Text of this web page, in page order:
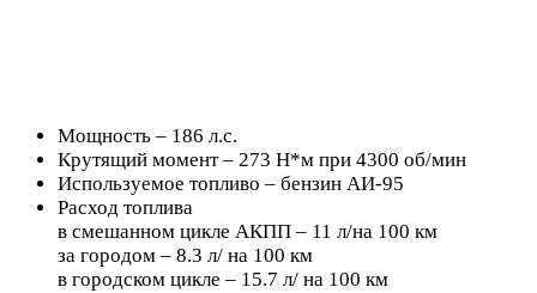
Мощность – 186 л.с.
Крутящий момент – 273 Н*м при 4300 об/мин
Используемое топливо – бензин АИ-95
Расход топлива
в смешанном цикле АКПП – 11 л/на 100 км
за городом – 8.3 л/ на 100 км
в городском цикле – 15.7 л/ на 100 км